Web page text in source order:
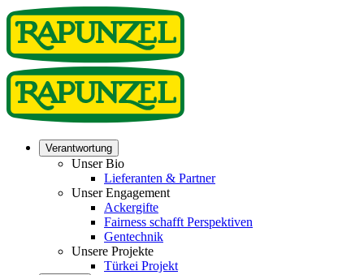
Verantwortung
Unser Bio
Lieferanten & Partner
Unser Engagement
Ackergifte
Fairness schafft Perspektiven
Gentechnik
Unsere Projekte
Türkei Projekt